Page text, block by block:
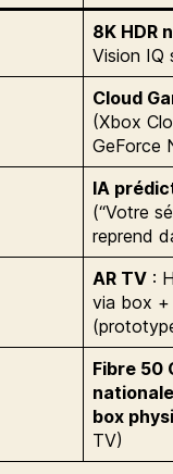
8K HDR
Vision IQ
Cloud
(Xbox
GeForce
IA
(“Votre
reprend
AR TV :
via box +
Fibre 50
nationale
box
TV)